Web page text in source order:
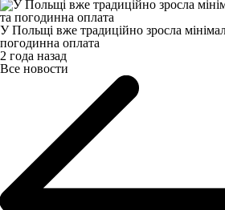
У Польщі вже традиційно зросла
погодинна оплата
2 года назад
Все новости